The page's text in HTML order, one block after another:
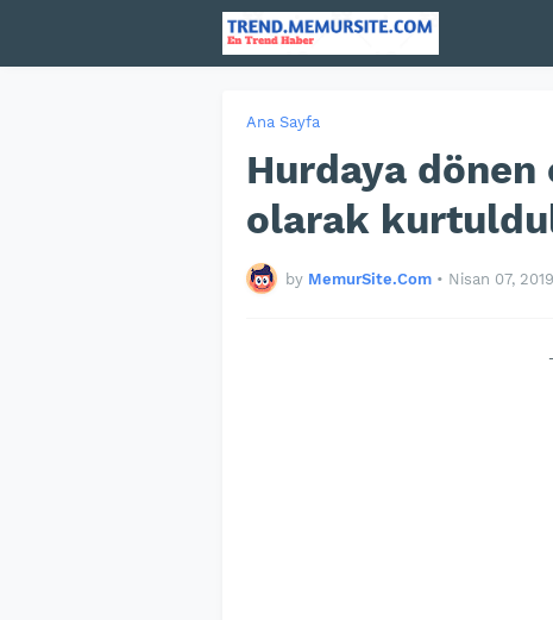
Ana Sayfa
Hurdaya
olarak
by MemurSite.Com • Nisan 07, 2019